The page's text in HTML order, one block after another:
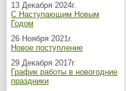
13 Декабря 2024г.
С Наступающим Новым
Годом
26 Ноября 2021г.
Новое поступление
29 Декабря 2017г.
График работы в новогодние
праздники